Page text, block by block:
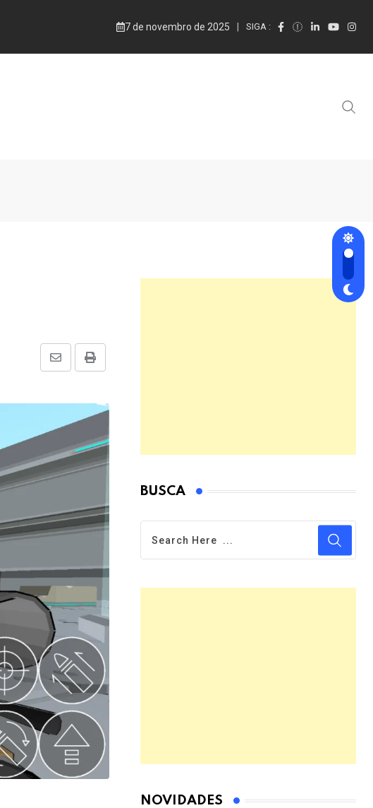
7 de novembro de 2025 SIGA :
Print
Share
Email
BUSCA
NOVIDADES